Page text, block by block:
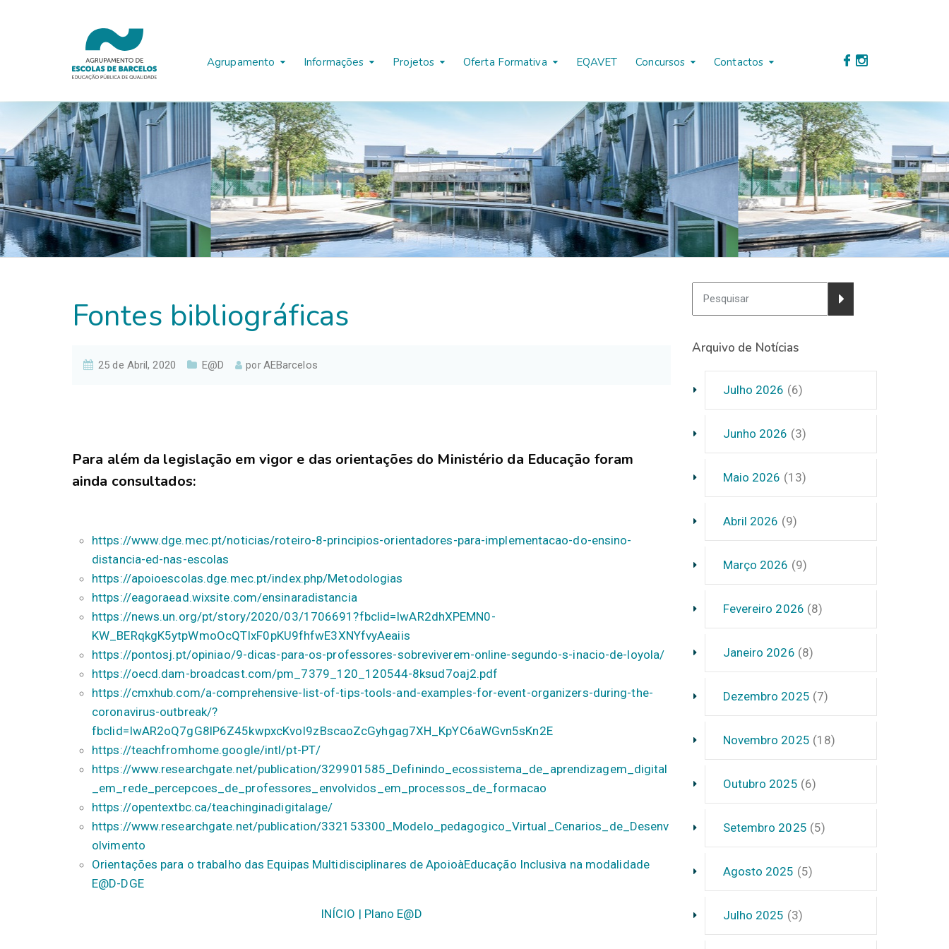
Agrupamento Informações Projetos Oferta Formativa EQAVET Concursos Contactos
Fontes bibliográficas
25 de Abril, 2020 E@D porAEBarcelos
Para além da legislação em vigor e das orientações do Ministério da Educação foram
ainda consultados:
https://www.dge.mec.pt/noticias/roteiro-8-principios-orientadores-para-implementacao-do-ensino-
distancia-ed-nas-escolas
https://apoioescolas.dge.mec.pt/index.php/Metodologias
https://eagoraead.wixsite.com/ensinaradistancia
https://news.un.org/pt/story/2020/03/1706691?fbclid=IwAR2dhXPEMN0-
KW_BERqkgK5ytpWmoOcQTIxF0pKU9fhfwE3XNYfvyAeaiis
https://pontosj.pt/opiniao/9-dicas-para-os-professores-sobreviverem-online-segundo-s-inacio-de-loyola/
https://oecd.dam-broadcast.com/pm_7379_120_120544-8ksud7oaj2.pdf
https://cmxhub.com/a-comprehensive-list-of-tips-tools-and-examples-for-event-organizers-during-the-
coronavirus-outbreak/?
fbclid=IwAR2oQ7gG8lP6Z45kwpxcKvoI9zBscaoZcGyhgag7XH_KpYC6aWGvn5sKn2E
https://teachfromhome.google/intl/pt-PT/
https://www.researchgate.net/publication/329901585_Definindo_ecossistema_de_aprendizagem_digital
_em_rede_percepcoes_de_professores_envolvidos_em_processos_de_formacao
https://opentextbc.ca/teachinginadigitalage/
https://www.researchgate.net/publication/332153300_Modelo_pedagogico_Virtual_Cenarios_de_Desenv
olvimento
Orientações para o trabalho das Equipas Multidisciplinares de ApoioàEducação Inclusiva na modalidade
E@D-DGE
INÍCIO | Plano E@D
Arquivo de Notícias
Julho 2026 (6)
Junho 2026 (3)
Maio 2026 (13)
Abril 2026 (9)
Março 2026 (9)
Fevereiro 2026 (8)
Janeiro 2026 (8)
Dezembro 2025 (7)
Novembro 2025 (18)
Outubro 2025 (6)
Setembro 2025 (5)
Agosto 2025 (5)
Julho 2025 (3)